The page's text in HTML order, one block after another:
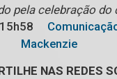
pela celebração do
15h58
Mackenzie
NAS REDES